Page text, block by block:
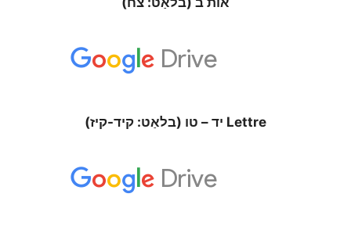
Lettre יד – טו (בלאַט: קיד-קיז)